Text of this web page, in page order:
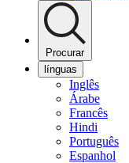
Procurar
línguas
Inglês
Árabe
Francês
Hindi
Português
Espanhol